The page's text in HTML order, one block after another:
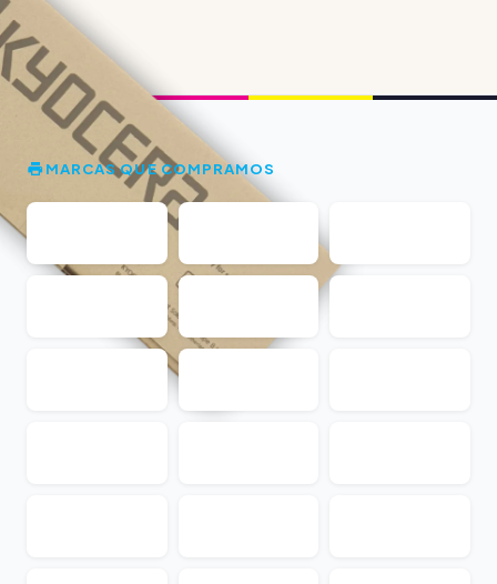
MARCAS QUE COMPRAMOS